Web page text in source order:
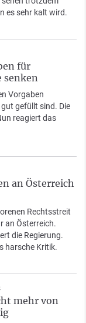
es sehr kalt wird.
für
senken
Vorgaben
gefüllt sind. Die
reagiert das
an Österreich
Rechtsstreit
an Österreich.
die Regierung.
harsche Kritik.
mehr von